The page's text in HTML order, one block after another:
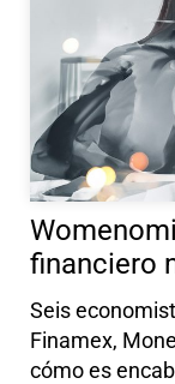
financiero
Seis
Finamex,
cómo es